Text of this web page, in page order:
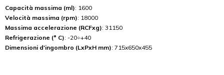
Capacità massima (ml): 1600
Velocità massima (rpm): 18000
Massima accelerazione (RCFxg): 31150
Refrigerazione (° C): -20÷+40
Dimensioni d'ingombro (LxPxH mm): 715x650x455